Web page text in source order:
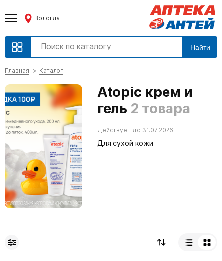
Вологда
Найти
Главная Каталог
Atopic крем и
гель 2 товара
Действует до 31.07.2026
Для сухой кожи